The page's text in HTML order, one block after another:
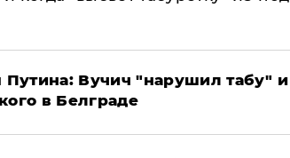
Путина: Вучич "нарушил табу" и
в Белграде